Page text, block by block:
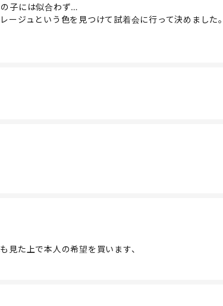
子には似合わず…
ージュという色を見つけて試着会に行って決めました。
見た上で本人の希望を買います、